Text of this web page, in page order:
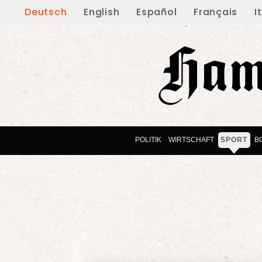
Deutsch English Español Français
POLITIK WIRTSCHAFT SPORT